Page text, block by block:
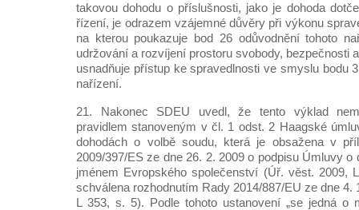
takovou dohodu o příslušnosti, jako je dohoda
řízení, je odrazem vzájemné důvěry při výkonu
na kterou poukazuje bod 26 odůvodnění tohoto
udržování a rozvíjení prostoru svobody, bezpečnosti
usnadňuje přístup ke spravedlnosti ve smyslu bodu
nařízení.
21. Nakonec SDEU uvedl, že tento výklad
pravidlem stanoveným v čl. 1 odst. 2 Haagské
dohodách o volbě soudu, která je obsažena v
2009/397/ES ze dne 26. 2. 2009 o podpisu Úmluvy o
jménem Evropského společenství (Úř. věst. 2009,
schválena rozhodnutím Rady 2014/887/EU ze dne 4.
L 353, s. 5). Podle tohoto ustanovení „se jedná o